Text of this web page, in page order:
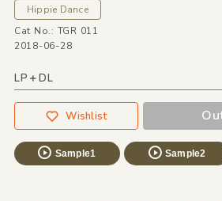
Hippie Dance
Cat No.: TGR 011
2018-06-28
LP＋DL
Wishlist
Sample1 Sample2